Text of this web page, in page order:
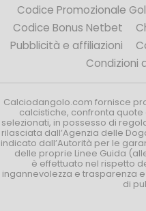
Codice Promozionale
Codice Bonus Netbet
Pubblicità e affiliazioni
Condizioni
Calciodangolo.com fornisce
calcistiche, confronta
selezionati, in possesso di
rilasciata dall’Agenzia delle
indicato dall’Autorità per le
delle proprie Linee Guida
è effettuato nel rispetto
ingannevolezza e trasparenza
di